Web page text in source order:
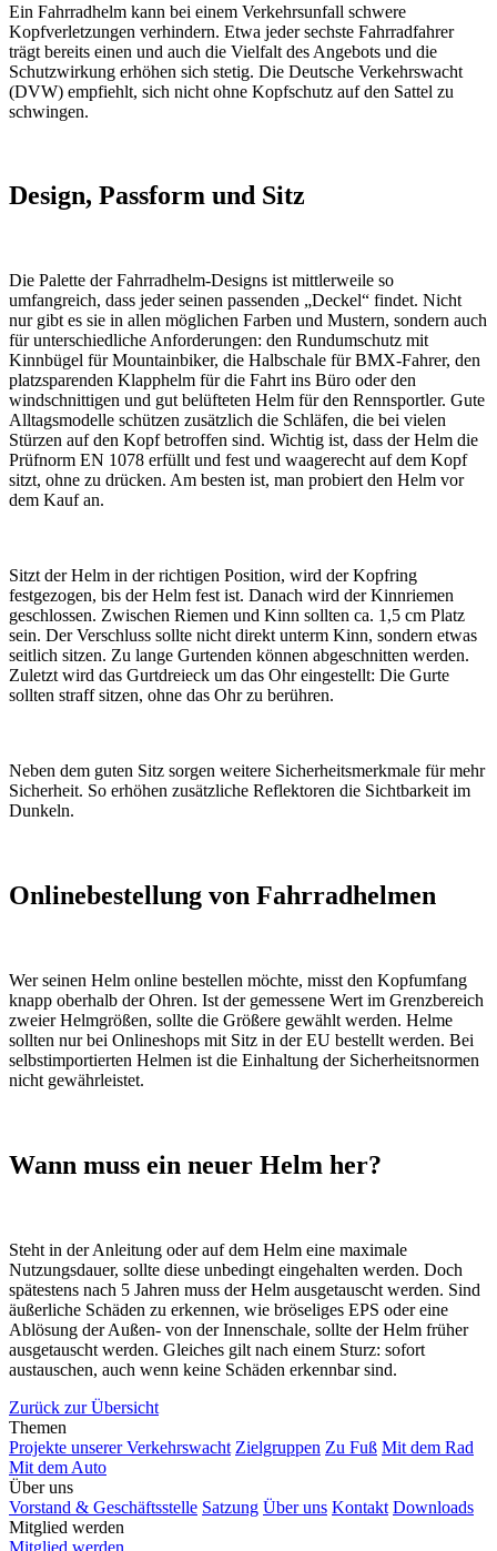
Ein Fahrradhelm kann bei einem Verkehrsunfall schwere
Kopfverletzungen verhindern. Etwa jeder sechste Fahrradfahrer
trägt bereits einen und auch die Vielfalt des Angebots und die
Schutzwirkung erhöhen sich stetig. Die Deutsche Verkehrswacht
(DVW) empfiehlt, sich nicht ohne Kopfschutz auf den Sattel zu
schwingen.
Design, Passform und Sitz
Die Palette der Fahrradhelm-Designs ist mittlerweile so
umfangreich, dass jeder seinen passenden „Deckel“ findet. Nicht
nur gibt es sie in allen möglichen Farben und Mustern, sondern auch
für unterschiedliche Anforderungen: den Rundumschutz mit
Kinnbügel für Mountainbiker, die Halbschale für BMX-Fahrer, den
platzsparenden Klapphelm für die Fahrt ins Büro oder den
windschnittigen und gut belüfteten Helm für den Rennsportler. Gute
Alltagsmodelle schützen zusätzlich die Schläfen, die bei vielen
Stürzen auf den Kopf betroffen sind. Wichtig ist, dass der Helm die
Prüfnorm EN 1078 erfüllt und fest und waagerecht auf dem Kopf
sitzt, ohne zu drücken. Am besten ist, man probiert den Helm vor
dem Kauf an.
Sitzt der Helm in der richtigen Position, wird der Kopfring
festgezogen, bis der Helm fest ist. Danach wird der Kinnriemen
geschlossen. Zwischen Riemen und Kinn sollten ca. 1,5 cm Platz
sein. Der Verschluss sollte nicht direkt unterm Kinn, sondern etwas
seitlich sitzen. Zu lange Gurtenden können abgeschnitten werden.
Zuletzt wird das Gurtdreieck um das Ohr eingestellt: Die Gurte
sollten straff sitzen, ohne das Ohr zu berühren.
Neben dem guten Sitz sorgen weitere Sicherheitsmerkmale für mehr
Sicherheit. So erhöhen zusätzliche Reflektoren die Sichtbarkeit im
Dunkeln.
Onlinebestellung von Fahrradhelmen
Wer seinen Helm online bestellen möchte, misst den Kopfumfang
knapp oberhalb der Ohren. Ist der gemessene Wert im Grenzbereich
zweier Helmgrößen, sollte die Größere gewählt werden. Helme
sollten nur bei Onlineshops mit Sitz in der EU bestellt werden. Bei
selbstimportierten Helmen ist die Einhaltung der Sicherheitsnormen
nicht gewährleistet.
Wann muss ein neuer Helm her?
Steht in der Anleitung oder auf dem Helm eine maximale
Nutzungsdauer, sollte diese unbedingt eingehalten werden. Doch
spätestens nach 5 Jahren muss der Helm ausgetauscht werden. Sind
äußerliche Schäden zu erkennen, wie bröseliges EPS oder eine
Ablösung der Außen- von der Innenschale, sollte der Helm früher
ausgetauscht werden. Gleiches gilt nach einem Sturz: sofort
austauschen, auch wenn keine Schäden erkennbar sind.
Zurück zur Übersicht
Themen
Projekte unserer Verkehrswacht Zielgruppen Zu Fuß Mit dem Rad
Mit dem Auto
Über uns
Vorstand & Geschäftsstelle Satzung Über uns Kontakt Downloads
Mitglied werden
Mitglied werden